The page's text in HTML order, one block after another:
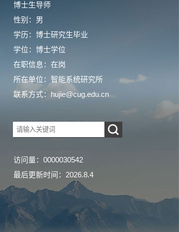
博士生导师
性别：男
学历：博士研究生毕业
学位：博士学位
在职信息：在岗
所在单位：智能系统研究所
联系方式：hujie@cug.edu.cn
访问量： 0000030542
最后更新时间： 2026.8.4